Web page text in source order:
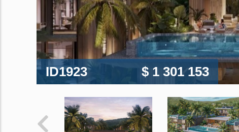
ID1923 $ 1 301 153